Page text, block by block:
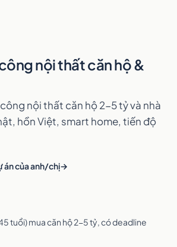
nội thất căn hộ &
công nội thất căn hộ 2-5 tỷ và nhà
hồn Việt, smart home, tiến độ
án của anh/chị
tuổi) mua căn hộ 2-5 tỷ, có deadline